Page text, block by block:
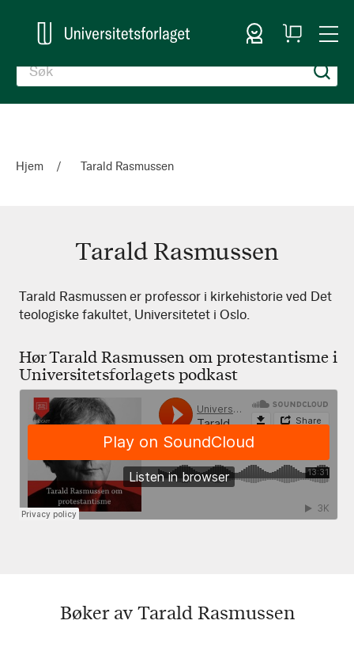
Logg inn
Handlekurv
Hjem Tarald Rasmussen
Tarald Rasmussen
Tarald
Rasmussen
Tarald Rasmussen er professor i kirkehistorie ved Det
teologiske fakultet, Universitetet i Oslo.
Hør Tarald Rasmussen om protestantisme i
Universitetsforlagets podkast
Bøker av Tarald Rasmussen